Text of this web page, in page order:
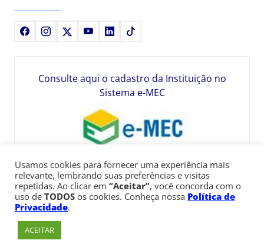
FacebookInstagram YoutubeLinkedIn
Consulte aqui o cadastro da Instituição no
Sistema e-MEC
Usamos cookies para fornecer uma experiência mais
relevante, lembrando suas preferências e visitas
repetidas. Ao clicar em “Aceitar”, você concorda com o
uso de TODOS os cookies. Conheça nossa Política de
Privacidade.
ACEITAR